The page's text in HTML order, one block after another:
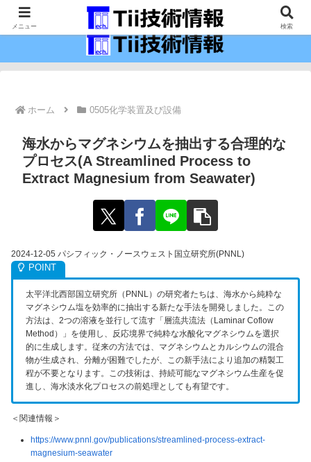
最新の科学技術の情報インフラ。
ホーム 0505化学装置及び設備
海水からマグネシウムを抽出する合理的な
プロセス(A Streamlined Process to
Extract Magnesium from Seawater)
2024-12-05 パシフィック・ノースウェスト国立研究所(PNNL)
太平洋北西部国立研究所（PNNL）の研究者たちは、海水から純粋な
マグネシウム塩を効率的に抽出する新たな手法を開発しました。この
方法は、2つの溶液を並行して流す「層流共流法（Laminar Coflow
Method）」を使用し、反応境界で純粋な水酸化マグネシウムを選択
的に生成します。従来の方法では、マグネシウムとカルシウムの混合
物が生成され、分離が困難でしたが、この新手法により追加の精製工
程が不要となります。この技術は、持続可能なマグネシウム生産を促
進し、海水淡水化プロセスの前処理としても有望です。
＜関連情報＞
https://www.pnnl.gov/publications/streamlined-process-extract-
magnesium-seawater
メニュー 検索